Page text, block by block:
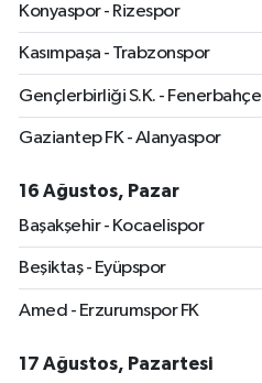
Konyaspor - Rizespor
Kasımpaşa - Trabzonspor
Gençlerbirliği S.K. - Fenerbahçe
Gaziantep FK - Alanyaspor
16 Ağustos, Pazar
Başakşehir - Kocaelispor
Beşiktaş - Eyüpspor
Amed - Erzurumspor FK
17 Ağustos, Pazartesi